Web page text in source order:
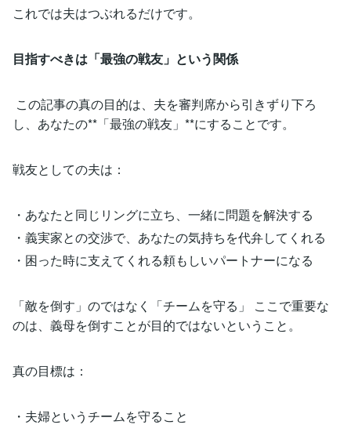
これでは夫はつぶれるだけです。
目指すべきは「最強の戦友」という関係
この記事の真の目的は、夫を審判席から引きずり下ろ
し、あなたの**「最強の戦友」**にすることです。
戦友としての夫は：
・あなたと同じリングに立ち、一緒に問題を解決する
・義実家との交渉で、あなたの気持ちを代弁してくれる
・困った時に支えてくれる頼もしいパートナーになる
「敵を倒す」のではなく「チームを守る」 ここで重要な
のは、義母を倒すことが目的ではないということ。
真の目標は：
・夫婦というチームを守ること